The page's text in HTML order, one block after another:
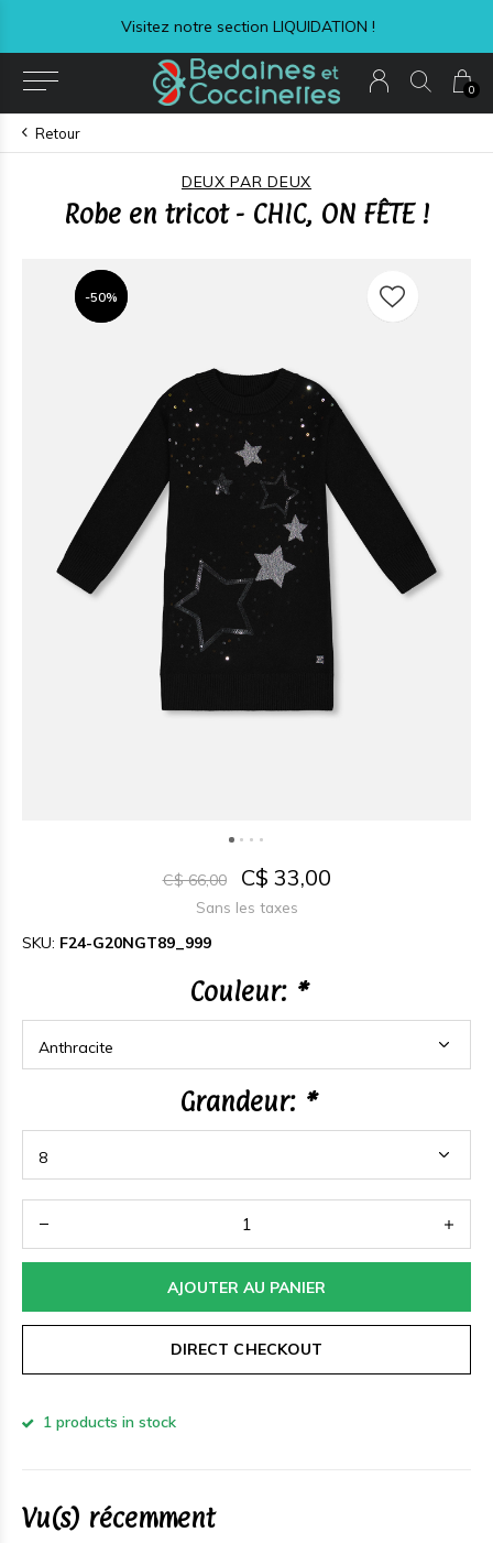
0
Visitez notre section LIQUIDATION !
Retour
DEUX PAR DEUX
Robe en tricot - CHIC, ON FÊTE !
-50%
-50%
C$ 66,00 C$ 33,00
Sans les taxes
SKU: F24-G20NGT89_999
Couleur: *
Grandeur: *
AJOUTER AU PANIER
DIRECT CHECKOUT
1 products in stock
Vu(s) récemment